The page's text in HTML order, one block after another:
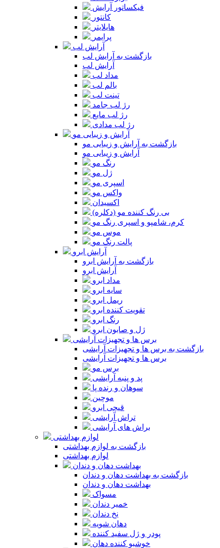
فیکساتور آرایش
کانتور
هایلایتر
پرایمر
آرایش لب
بازگشت به آرایش لب
آرایش لب
مداد لب
بالم لب
تینت لب
رژ لب جامد
رژ لب مایع
رژ لب مدادی
آرایش و زیبایی مو
بازگشت به آرایش و زیبایی مو
آرایش و زیبایی مو
رنگ مو
ژل مو
اسپری مو
واکس مو
اکسیدان
بی رنگ کننده مو (دکلره)
کرم، شامپو و اسپری رنگ مو
موس مو
پالت رنگ مو
آرایش ابرو
بازگشت به آرایش ابرو
آرایش ابرو
مداد ابرو
سایه ابرو
ریمل ابرو
تقویت کننده ابرو
رنگ ابرو
ژل و صابون ابرو
برس ها و تجهیزات آرایشی
بازگشت به برس ها و تجهیزات آرایشی
برس ها و تجهیزات آرایشی
برس مو
پد و پنبه آرایشی
سوهان و رنده پا
موچین
قیچی ابرو
تراش آرایشی
براش های آرایشی
لوازم بهداشتی
بازگشت به لوازم بهداشتی
لوازم بهداشتی
بهداشت دهان و دندان
بازگشت به بهداشت دهان و دندان
بهداشت دهان و دندان
مسواک
خمیر دندان
نخ دندان
دهان شویه
پودر و ژل سفید کننده
خوشبو کننده دهان